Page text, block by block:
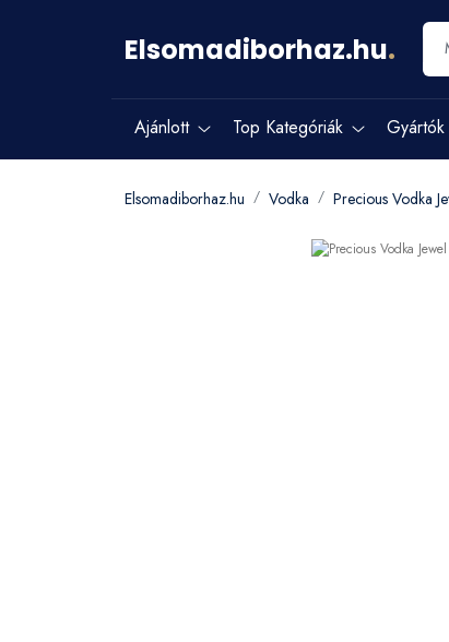
Elsomadiborhaz.hu.
Ajánlott Top Kategóriák Gyártók
Elsomadiborhaz.hu Vodka Precious Vodka